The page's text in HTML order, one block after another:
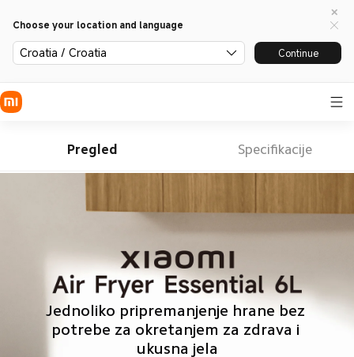
Choose your location and language
Croatia / Croatia Continue
Pregled Specifikacije
Jednoliko pripremanjenje hrane bez
potrebe za okretanjem za zdrava i
ukusna jela